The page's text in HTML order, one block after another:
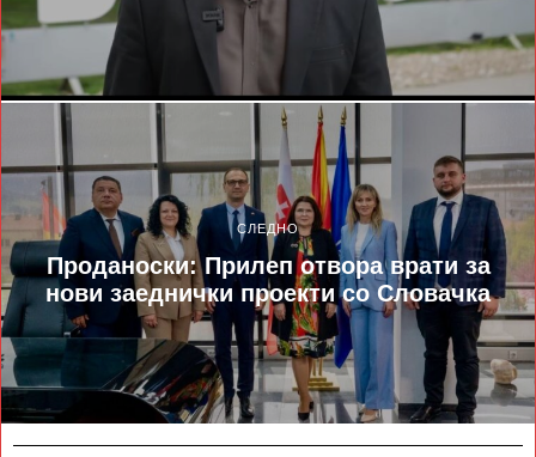
СЛЕДНО
Проданоски: Прилеп отвора врати за
нови заеднички проекти со Словачка